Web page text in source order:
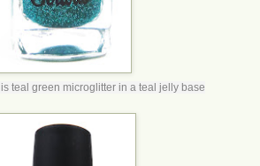
is teal green microglitter in a teal jelly base